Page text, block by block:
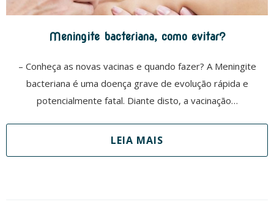
Meningite bacteriana, como evitar?
– Conheça as novas vacinas e quando fazer? A Meningite
bacteriana é uma doença grave de evolução rápida e
potencialmente fatal. Diante disto, a vacinação…
LEIA MAIS